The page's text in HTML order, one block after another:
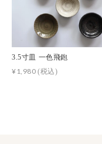
3.5寸皿 一色飛鉋
¥1,980(税込)